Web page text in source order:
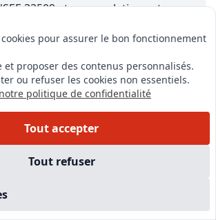
33509 et sa population est
pour assurer le bon fonctionnement
et proposer des contenus personnalisés.
ou refuser les cookies non essentiels.
politique de confidentialité
Tout accepter
Tout refuser
votre écoute pour vous accompagner dans
votre formation à la création de votre